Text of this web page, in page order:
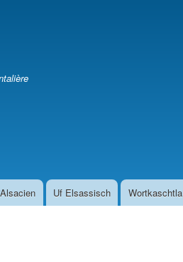
Uf Elsassisch Wortkaschtla